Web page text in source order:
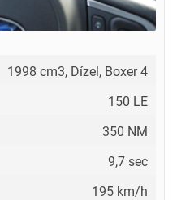
1998 cm3, Dízel, Boxer 4
150 LE
350 NM
9,7 sec
195 km/h